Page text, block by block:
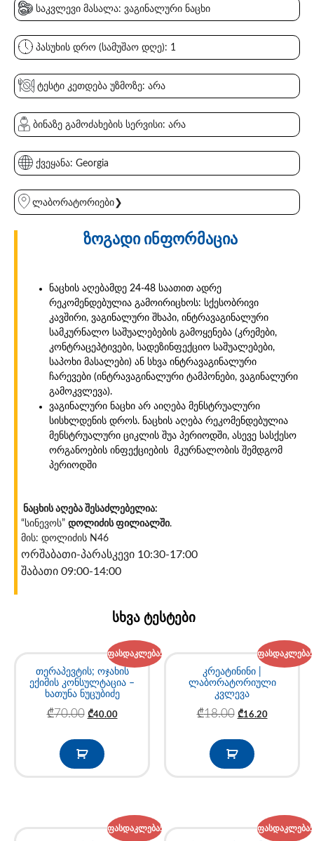
საკვლევი მასალა: ვაგინალური ნაცხი
პასუხის დრო (სამუშაო დღე): 1
ტესტი კეთდება უზმოზე: არა
ბინაზე გამოძახების სერვისი: არა
ქვეყანა: Georgia
ლაბორატორიები❯
ზოგადი ინფორმაცია
ნაცხის აღებამდე 24-48 საათით ადრე
რეკომენდებულია გამოირიცხოს: სქესობრივი
კავშირი, ვაგინალური შხაპი, ინტრავაგინალური
სამკურნალო საშუალებების გამოყენება (კრემები,
კონტრაცეპტივები, სადეზინფექციო საშუალებები,
საპოხი მასალები) ან სხვა ინტრავაგინალური
ჩარევები (ინტრავაგინალური ტამპონები, ვაგინალური
გამოკვლევა).
ვაგინალური ნაცხი არ აიღება მენსტრუალური
სისხლდენის დროს. ნაცხის აღება რეკომენდებულია
მენსტრუალური ციკლის შუა პერიოდში, ასევე სასქესო
ორგანოების ინფექციების მკურნალობის შემდგომ
პერიოდში
ნაცხის აღება შესაძლებელია:
“სინევოს” დოლიძის ფილიალში.
მის: დოლიძის N46
ორშაბათი-პარასკევი 10:30-17:00
შაბათი 09:00-14:00
სხვა ტესტები
ფასდაკლება!
თერაპევტის; ოჯახის
ექიმის კონსულტაცია –
ხათუნა ნუცუბიძე
₾70.00 ₾40.00
ფასდაკლება!
კრეატინინი |
ლაბორატორიული
კვლევა
₾18.00 ₾16.20
ფასდაკლება! ფასდაკლება!